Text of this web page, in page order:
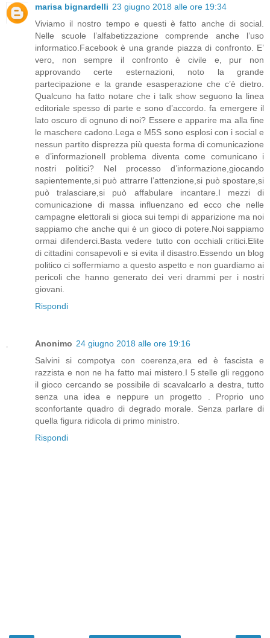
marisa bignardelli 23 giugno 2018 alle ore 19:34
Viviamo il nostro tempo e questi è fatto anche di social.
Nelle scuole l’alfabetizzazione comprende anche l’uso
informatico.Facebook è una grande piazza di confronto. E’
vero, non sempre il confronto è civile e, pur non
approvando certe esternazioni, noto la grande
partecipazione e la grande esasperazione che c’è dietro.
Qualcuno ha fatto notare che i talk show seguono la linea
editoriale spesso di parte e sono d’accordo. fa emergere il
lato oscuro di ognuno di noi? Essere e apparire ma alla fine
le maschere cadono.Lega e M5S sono esplosi con i social e
nessun partito disprezza più questa forma di comunicazione
e d’informazioneIl problema diventa come comunicano i
nostri politici? Nel processo d’informazione,giocando
sapientemente,si può attrarre l’attenzione,si può spostare,si
può tralasciare,si può affabulare incantare.I mezzi di
comunicazione di massa influenzano ed ecco che nelle
campagne elettorali si gioca sui tempi di apparizione ma noi
sappiamo che anche qui è un gioco di potere.Noi sappiamo
ormai difenderci.Basta vedere tutto con occhiali critici.Elite
di cittadini consapevoli e si evita il disastro.Essendo un blog
politico ci soffermiamo a questo aspetto e non guardiamo ai
pericoli che hanno generato dei veri drammi per i nostri
giovani.
Rispondi
Anonimo 24 giugno 2018 alle ore 19:16
Salvini si compotya con coerenza,era ed è fascista e
razzista e non ne ha fatto mai mistero.I 5 stelle gli reggono
il gioco cercando se possibile di scavalcarlo a destra, tutto
senza una idea e neppure un progetto . Proprio uno
sconfortante quadro di degrado morale. Senza parlare di
quella figura ridicola di primo ministro.
Rispondi